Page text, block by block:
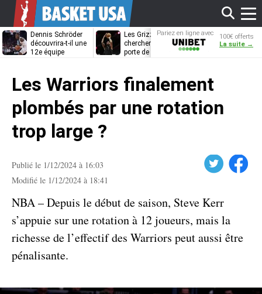
Dennis Schröder
découvrira-t-il une
12e équipe
Les Grizzlies
cherchent déjà une
porte de sortie
Dwane Casey
bientôt coach
Pariez en ligne avec
Unibet
100€ offerts
La suite →
Les Warriors finalement
plombés par une rotation
trop large ?
Publié le 1/12/2024 à 16:03
Modifié le 1/12/2024 à 18:41
Facebook
NBA – Depuis le début de saison, Steve Kerr
s’appuie sur une rotation à 12 joueurs, mais la
richesse de l’effectif des Warriors peut aussi être
pénalisante.